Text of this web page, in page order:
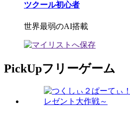
ツクール初心者
世界最弱のAI搭載
PickUpフリーゲーム